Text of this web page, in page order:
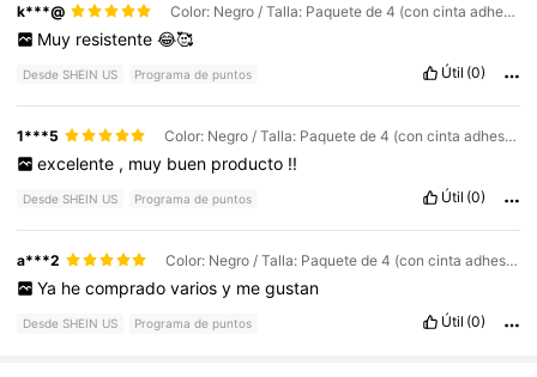
k***@ Color: Negro / Talla: Paquete de 4 (con cinta adhesiva fuerte)
Muy resistente 😂🥰
Desde SHEIN US Programa de puntos Útil (0)
1***5 Color: Negro / Talla: Paquete de 4 (con cinta adhesiva fuerte)
excelente , muy buen producto !!
Desde SHEIN US Programa de puntos Útil (0)
a***2 Color: Negro / Talla: Paquete de 4 (con cinta adhesiva fuerte)
Ya he comprado varios y me gustan
Desde SHEIN US Programa de puntos Útil (0)